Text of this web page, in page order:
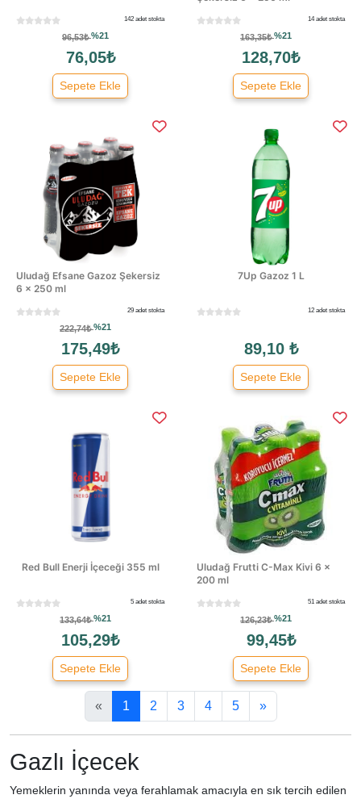
142 adet stokta
96,53₺%21
76,05₺
Sepete Ekle
14 adet stokta
163,35₺%21
128,70₺
Sepete Ekle
Uludağ Efsane Gazoz Şekersiz
6 × 250 ml
29 adet stokta
222,74₺%21
175,49₺
Sepete Ekle
7Up Gazoz 1 L
12 adet stokta
89,10 ₺
Sepete Ekle
Red Bull Enerji İçeceği 355 ml
5 adet stokta
133,64₺%21
105,29₺
Sepete Ekle
Uludağ Frutti C-Max Kivi 6 ×
200 ml
51 adet stokta
126,23₺%21
99,45₺
Sepete Ekle
« 1 2 3 4 5 »
Gazlı İçecek
Yemeklerin yanında veya ferahlamak amacıyla en sık tercih edilen